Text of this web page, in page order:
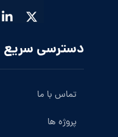
دسترسی سریع
تماس با ما
پروژه ها